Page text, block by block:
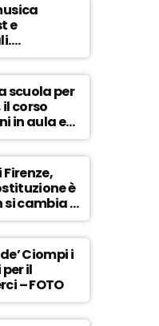
e
in onda
scuola per
corso
in aula e
è
si cambia a
Ciompi i
il
– FOTO